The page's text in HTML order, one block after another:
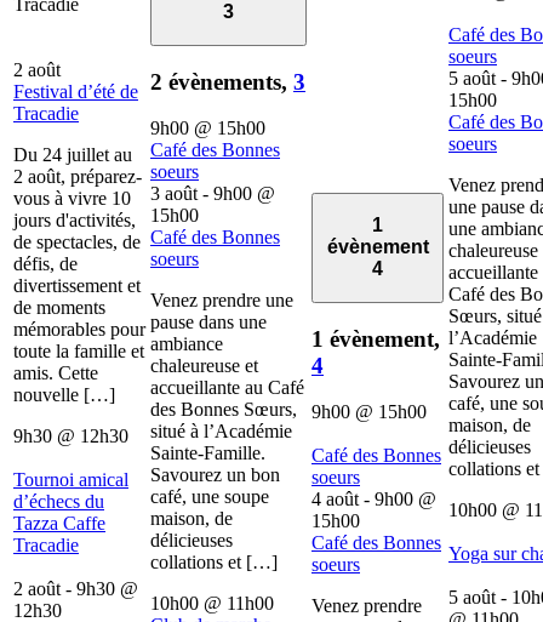
Tracadie
2 août
Festival d’été de
Tracadie
Du 24 juillet au
2 août, préparez-
vous à vivre 10
jours d'activités,
de spectacles, de
défis, de
divertissement et
de moments
mémorables pour
toute la famille et
amis. Cette
nouvelle […]
9h30 @ 12h30
Tournoi amical
d’échecs du
Tazza Caffe
Tracadie
2 août - 9h30 @
12h30
3
2 évènements, 3
9h00 @ 15h00
Café des Bonnes
soeurs
3 août - 9h00 @
15h00
Café des Bonnes
soeurs
Venez prendre une
pause dans une
ambiance
chaleureuse et
accueillante au Café
des Bonnes Sœurs,
situé à l’Académie
Sainte-Famille.
Savourez un bon
café, une soupe
maison, de
délicieuses
collations et […]
10h00 @ 11h00
1
évènement
4
1 évènement,
4
9h00 @ 15h00
Café des Bonnes
soeurs
4 août - 9h00 @
15h00
Café des Bonnes
soeurs
Venez prendre
Café des
soeurs
5 août -
15h00
Café des
soeurs
Venez
une pause
une
chaleureuse
accueillante
Café des
Sœurs,
l’Académie
Sainte-
Savourez
café, une
maison, de
délicieuses
collations
10h00 @
Yoga sur
5 août -